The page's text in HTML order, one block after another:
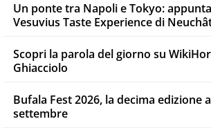
Un ponte tra Napoli e Tokyo:
Vesuvius Taste Experience di
Scopri la parola del giorno su
Ghiacciolo
Bufala Fest 2026, la decima edizione
settembre